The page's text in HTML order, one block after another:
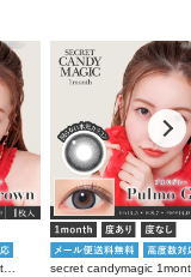
secret candymagic 1month バターブラウン 度あり 度なし 1枚入り×2箱 計2枚 シークレットキャンディーマジック カラコン